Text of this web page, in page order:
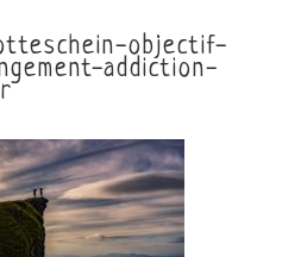
objectif-
addiction-